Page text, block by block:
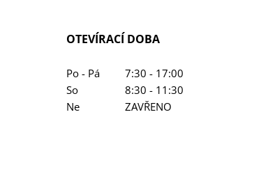
OTEVÍRACÍ DOBA
Po - Pá
7:30 - 17:00
So
8:30 - 11:30
Ne
ZAVŘENO